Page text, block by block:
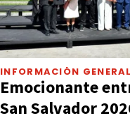
INFORMACIÓN GENERAL
Emocionante
San Salvador